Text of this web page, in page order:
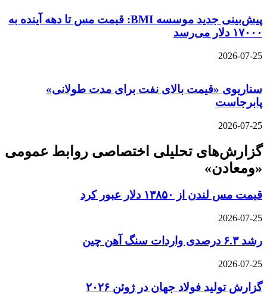
پیش‌بینی جدید موسسه BMI: قیمت مس تا دهه آینده به
۱۷۰۰۰ دلار می‌رسد
2026-07-25
سناریوی «قیمت بالای نفت برای مدت طولانی»
پابرجاست
2026-07-25
گزارش‌های تحلیلی اختصاصی روابط عمومی
«ومعادن»
قیمت مس لندن از ۱۳۸۵۰ دلار عبور کرد
2026-07-25
رشد ۶.۳ درصدی واردات سنگ آهن چین
2026-07-25
گزارش تولید فولاد جهان در ژوئن ۲۰۲۶